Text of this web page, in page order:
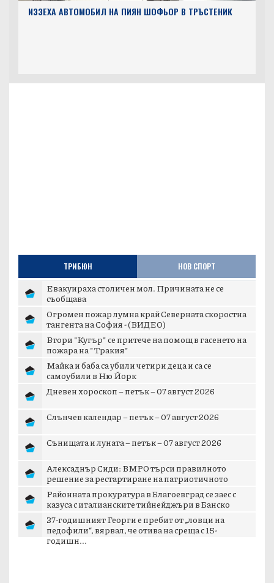
ИЗЗЕХА АВТОМОБИЛ НА ПИЯН ШОФЬОР В ТРЪСТЕНИК
ТРИБЮН НОВ СПОРТ
Евакуираха столичен мол. Причината не се
съобщава
Огромен пожар лумна край Северната скоростна
тангента на София - (ВИДЕО)
Втори "Кугър" се притече на помощ в гасенето на
пожара на "Тракия"
Майка и баба са убили четири деца и са се
самоубили в Ню Йорк
Дневен хороскоп – петък – 07 август 2026
Слънчев календар – петък – 07 август 2026
Сънищата и луната – петък – 07 август 2026
Алексаднър Сиди: ВМРО търси правилното
решение за рестартиране на патриотичното
пространст...
Районната прокуратура в Благоевград се заес с
казуса с италианските тийнейджъри в Банско
37-годишният Георги е пребит от „ловци на
педофили“, вярвал, че отива на среща с 15-
годишн...